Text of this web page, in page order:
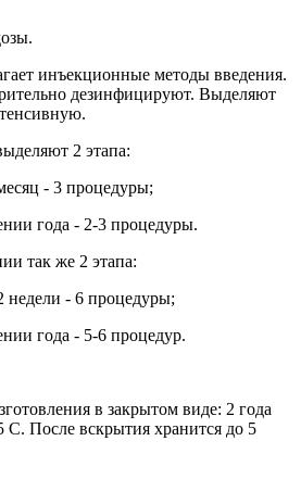
инъекционные методы введения.
дезинфицируют. Выделяют
2 этапа:
- 3 процедуры;
года - 2-3 процедуры.
так же 2 этапа:
недели - 6 процедуры;
года - 5-6 процедур.
в закрытом виде: 2 года
C. После вскрытия хранится до 5